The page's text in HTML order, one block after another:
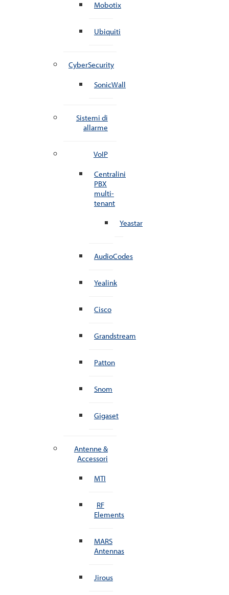
Mobotix
Ubiquiti
CyberSecurity
SonicWall
Sistemi di
allarme
VoIP
Centralini
PBX
multi-
tenant
Yeastar
AudioCodes
Yealink
Cisco
Grandstream
Patton
Snom
Gigaset
Antenne &
Accessori
MTI
RF
Elements
MARS
Antennas
Jirous